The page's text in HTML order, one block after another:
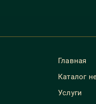
Главная
Каталог
Услуги